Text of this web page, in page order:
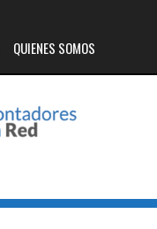
QUIENES SOMOS